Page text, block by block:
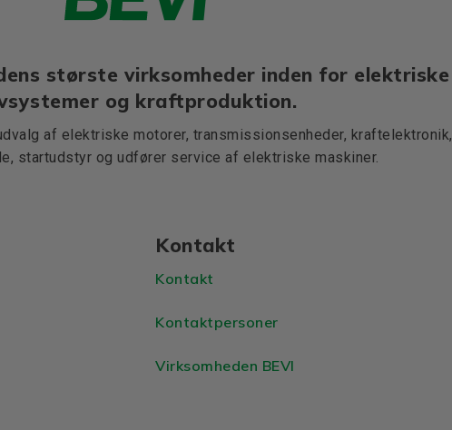
største virksomheder inden for elektriske
og kraftproduktion.
af elektriske motorer, transmissionsenheder, kraftelektronik,
startudstyr og udfører service af elektriske maskiner.
Kontakt
Kontakt
Kontaktpersoner
Virksomheden BEVI